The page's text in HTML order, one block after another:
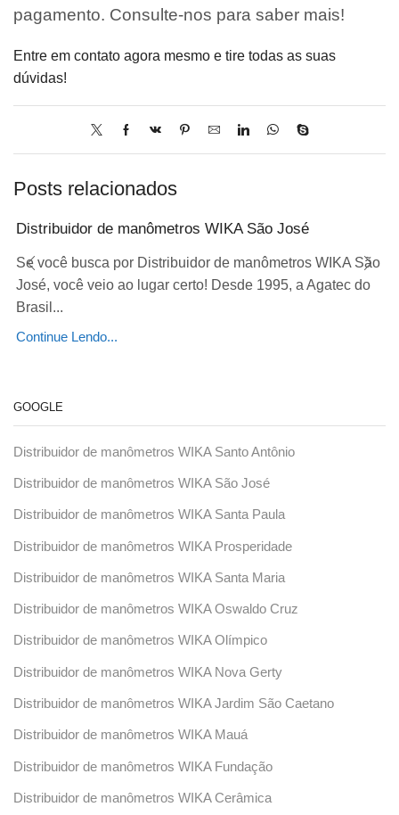
pagamento. Consulte-nos para saber mais!
Entre em contato agora mesmo e tire todas as suas
dúvidas!
Posts relacionados
Distribuidor de manômetros WIKA São José
Se você busca por Distribuidor de manômetros WIKA São
José, você veio ao lugar certo! Desde 1995, a Agatec do
Brasil...
Continue Lendo...
GOOGLE
Distribuidor de manômetros WIKA Santo Antônio
Distribuidor de manômetros WIKA São José
Distribuidor de manômetros WIKA Santa Paula
Distribuidor de manômetros WIKA Prosperidade
Distribuidor de manômetros WIKA Santa Maria
Distribuidor de manômetros WIKA Oswaldo Cruz
Distribuidor de manômetros WIKA Olímpico
Distribuidor de manômetros WIKA Nova Gerty
Distribuidor de manômetros WIKA Jardim São Caetano
Distribuidor de manômetros WIKA Mauá
Distribuidor de manômetros WIKA Fundação
Distribuidor de manômetros WIKA Cerâmica